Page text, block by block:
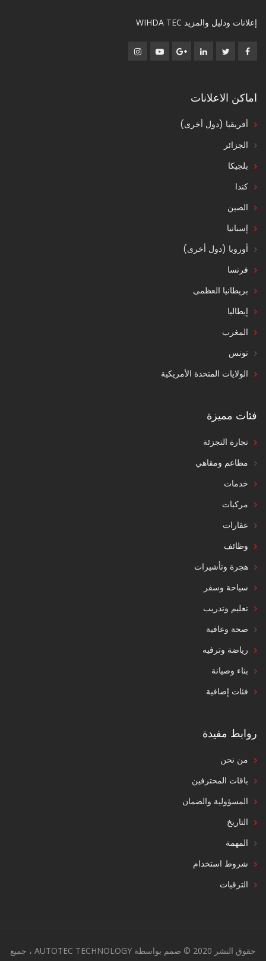
إعلانات ودليل والمزيد WIHDA TEC
اماكن الاعلانات
أفريقيا (دول أخرى)
الجزائر
بلجيكا
كندا
الصين
إسبانيا
أوروبا (دول أخرى)
فرنسا
بريطانيا العظمى
إيطاليا
المغرب
تونس
الولايات المتحدة الأمريكية
فئات مميزة
تجارة التجزئة
مطاعم ومقاهي
خدمات
مركبات
عقارات
وظائف
هجرة وتأشيرات
سياحة وسفر
تعليم وتدريب
صحة وعافية
رياضة وترفيه
بناء وصيانة
فئات إضافية
روابط مفيدة
من نحن
باقات المحترفين
المسؤولية والضمان
التاريخ
المهمة
شروط استخدام
الترقيات
حقوق النشر 2020 © صمم بواسطة AUTOTEC TECHNOLOGY ، جميع